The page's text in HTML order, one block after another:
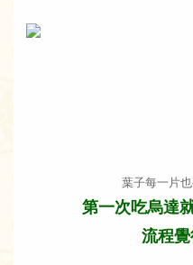
葉子每一片
第一次吃烏達
流程